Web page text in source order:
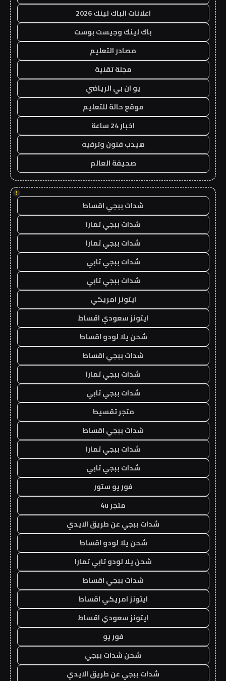
اعلانات الباك لينك 2026
باك لينك وجيست بوست
مصادر التعليم
مجلة تقنية
يو ان بي الرياضي
موقع حالة للتعليم
اخبار 24 ساعة
هيدب فنون وترفيه
صحيفة العالم
!
شدات ببجي اقساط
شدات ببجي تمارا
شدات ببجي تمارا
شدات ببجي تابي
شدات ببجي تابي
ايتونز امريكي
ايتونز سعودي اقساط
شحن يلا لودو اقساط
شدات ببجي اقساط
شدات ببجي تمارا
شدات ببجي تابي
متجر تقسيط
شدات ببجي اقساط
شدات ببجي تمارا
شدات ببجي تابي
فور يو ستور
متجر 4u
شدات ببجي عن طريق الايدي
شحن يلا لودو اقساط
شحن يلا لودو تابي تمارا
شدات ببجي اقساط
ايتونز امريكي اقساط
ايتونز سعودي اقساط
فور يو
شحن شدات ببجي
شدات ببجي عن طريق الايدي